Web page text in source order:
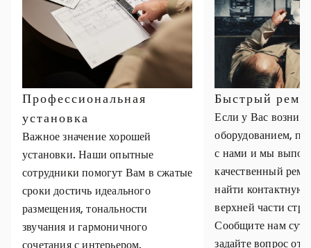
Профессиональная
установка
Важное значение хорошей
установки. Наши опытные
сотрудники помогут Вам в сжатые
сроки достичь идеального
размещения, тональности
звучания и гармоничного
сочетания с интерьером.
Быстрый
Если у Вас
оборудованием,
с нами и мы
качественный
найти
верхней части
Сообщите нам
задайте вопрос